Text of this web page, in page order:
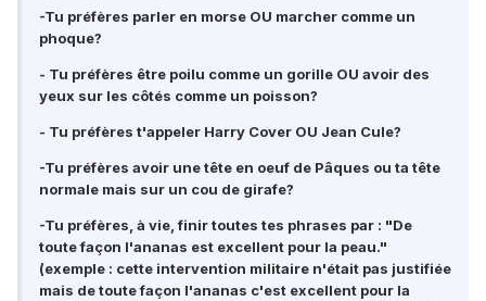
-Tu préfères parler en morse OU marcher comme un
phoque?
- Tu préfères être poilu comme un gorille OU avoir des
yeux sur les côtés comme un poisson?
- Tu préfères t'appeler Harry Cover OU Jean Cule?
-Tu préfères avoir une tête en oeuf de Pâques ou ta tête
normale mais sur un cou de girafe?
-Tu préfères, à vie, finir toutes tes phrases par : "De
toute façon l'ananas est excellent pour la peau."
(exemple : cette intervention militaire n'était pas justifiée
mais de toute façon l'ananas c'est excellent pour la